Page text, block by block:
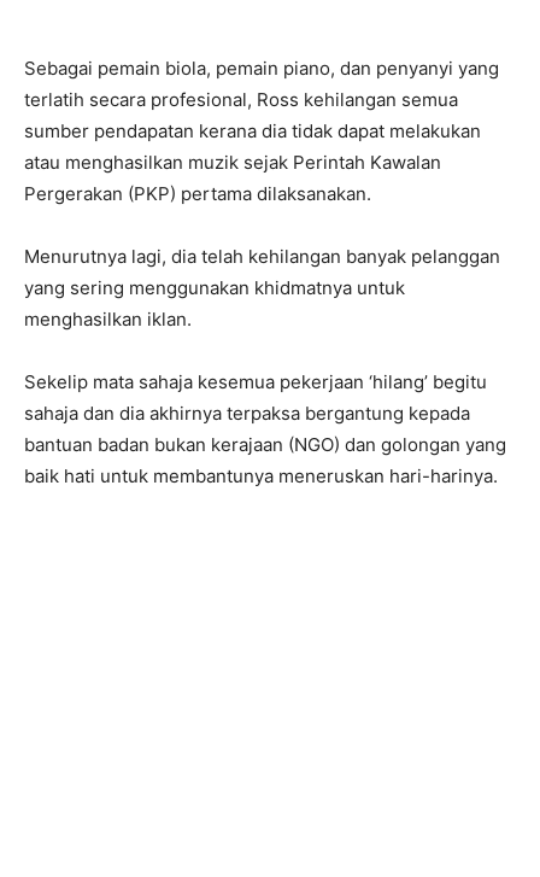
Sebagai pemain biola, pemain piano, dan penyanyi yang
terlatih secara profesional, Ross kehilangan semua
sumber pendapatan kerana dia tidak dapat melakukan
atau menghasilkan muzik sejak Perintah Kawalan
Pergerakan (PKP) pertama dilaksanakan.
Menurutnya lagi, dia telah kehilangan banyak pelanggan
yang sering menggunakan khidmatnya untuk
menghasilkan iklan.
Sekelip mata sahaja kesemua pekerjaan ‘hilang’ begitu
sahaja dan dia akhirnya terpaksa bergantung kepada
bantuan badan bukan kerajaan (NGO) dan golongan yang
baik hati untuk membantunya meneruskan hari-harinya.